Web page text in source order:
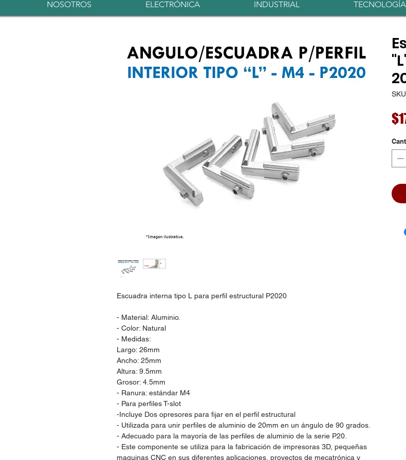
NOSOTROS ELECTRÓNICA INDUSTRIAL
Escuadra interna tipo L para perfil estructural P2020
- Material: Aluminio.
- Color: Natural
- Medidas:
Largo: 26mm
Ancho: 25mm
Altura: 9.5mm
Grosor: 4.5mm
- Ranura: estándar M4
- Para perfiles T-slot
-Incluye Dos opresores para fijar en el perfil estructural
- Utilizada para unir perfiles de aluminio de 20mm en un ángulo de 90 grados.
- Adecuado para la mayoría de las perfiles de aluminio de la serie P20.
- Este componente se utiliza para la fabricación de impresoras 3D, pequeñas
maquinas CNC en sus diferentes aplicaciones, proyectos de mecatrónica y